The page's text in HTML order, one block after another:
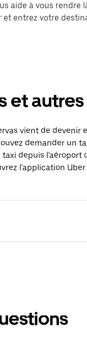
aide à vous rendre
et entrez votre
et
vient de devenir
demander un
taxi depuis
l'application